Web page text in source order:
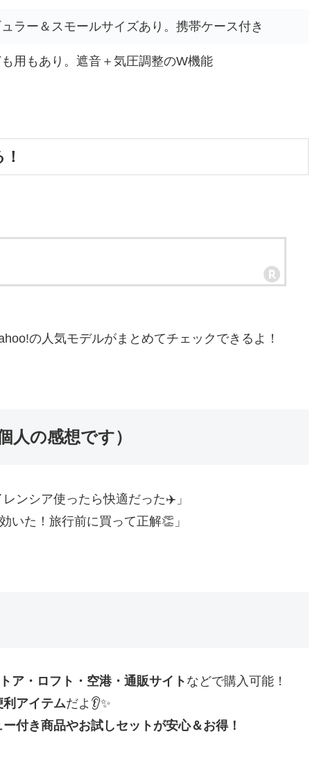
ラー＆スモールサイズあり。携帯ケース付き
用もあり。遮音＋気圧調整のW機能
の人気モデルがまとめてチェックできるよ！
の感想です）
ンシア使ったら快適だった✈️」
いた！旅行前に買って正解👏」
ア・ロフト・空港・通販サイト などで購入可能！
アイテムだよ👂✨
付き商品やお試しセットが安心＆お得！